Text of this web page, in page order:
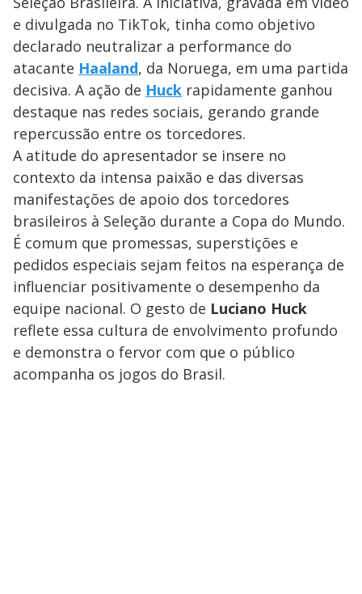
e divulgada no TikTok, tinha como objetivo
declarado neutralizar a performance do
atacante Haaland, da Noruega, em uma partida
decisiva. A ação de Huck rapidamente ganhou
destaque nas redes sociais, gerando grande
repercussão entre os torcedores.
A atitude do apresentador se insere no
contexto da intensa paixão e das diversas
manifestações de apoio dos torcedores
brasileiros à Seleção durante a Copa do Mundo.
É comum que promessas, superstições e
pedidos especiais sejam feitos na esperança de
influenciar positivamente o desempenho da
equipe nacional. O gesto de Luciano Huck
reflete essa cultura de envolvimento profundo
e demonstra o fervor com que o público
acompanha os jogos do Brasil.